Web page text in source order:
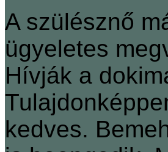
A szülésznő
ügyeletes
Hívják a
kedves.